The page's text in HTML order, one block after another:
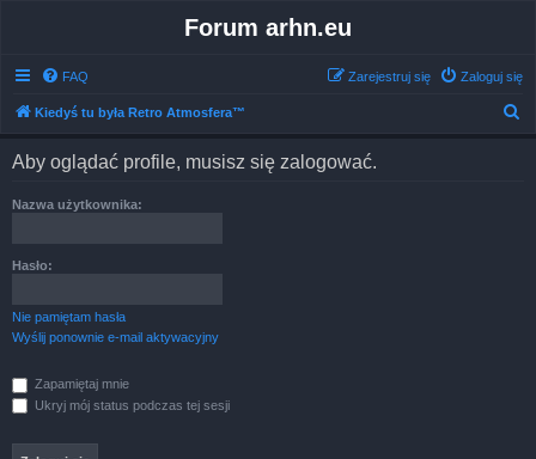
Forum arhn.eu
FAQ Zaloguj się
Zarejestruj się
Kiedyś tu była Retro Atmosfera™
Aby oglądać profile, musisz się zalogować.
Nazwa użytkownika:
Hasło:
Nie pamiętam hasła
Wyślij ponownie e-mail aktywacyjny
Zapamiętaj mnie
Ukryj mój status podczas tej sesji